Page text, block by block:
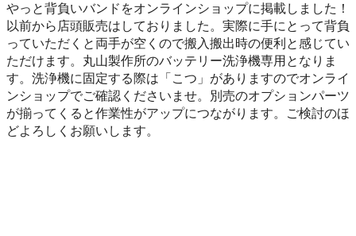
やっと背負いバンドをオンラインショップに掲載しました！
以前から店頭販売はしておりました。実際に手にとって背負
っていただくと両手が空くので搬入搬出時の便利と感じてい
ただけます。丸山製作所のバッテリー洗浄機専用となりま
す。洗浄機に固定する際は「こつ」がありますのでオンライ
ンショップでご確認くださいませ。別売のオプションパーツ
が揃ってくると作業性がアップにつながります。ご検討のほ
どよろしくお願いします。